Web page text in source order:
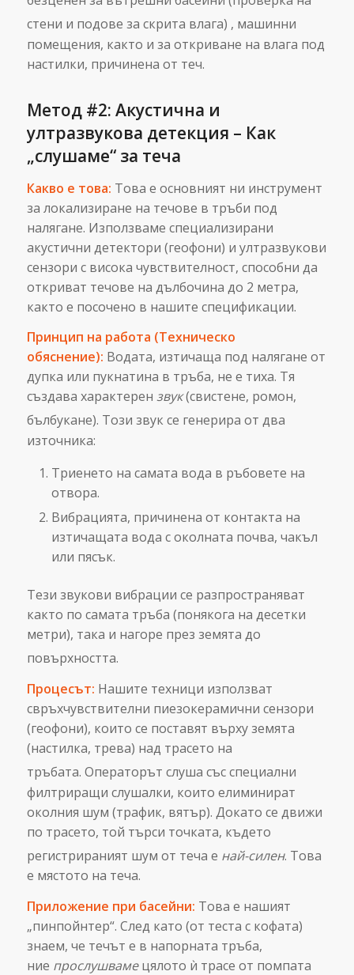
стени и подове за скрита влага) , машинни
помещения, както и за откриване на влага под
настилки, причинена от теч.
Метод #2: Акустична и
ултразвукова детекция – Как
„слушаме“ за теча
Какво е това: Това е основният ни инструмент
за локализиране на течове в тръби под
налягане. Използваме специализирани
акустични детектори (геофони) и ултразвукови
сензори с висока чувствителност, способни да
откриват течове на дълбочина до 2 метра,
както е посочено в нашите спецификации.
Принцип на работа (Техническо
обяснение): Водата, изтичаща под налягане от
дупка или пукнатина в тръба, не е тиха. Тя
създава характерен звук(свистене, ромон,
бълбукане). Този звук се генерира от два
източника:
Триенето на самата вода в ръбовете на
отвора.
Вибрацията, причинена от контакта на
изтичащата вода с околната почва, чакъл
или пясък.
Тези звукови вибрации се разпространяват
както по самата тръба (понякога на десетки
метри), така и нагоре през земята до
повърхността.
Процесът: Нашите техници използват
свръхчувствителни пиезокерамични сензори
(геофони), които се поставят върху земята
(настилка, трева) над трасето на
тръбата. Операторът слуша със специални
филтриращи слушалки, които елиминират
околния шум (трафик, вятър). Докато се движи
по трасето, той търси точката, където
регистрираният шум от теча е най-силен. Това
е мястото на теча.
Приложение при басейни: Това е нашият
„пинпойнтер“. След като (от теста с кофата)
знаем, че течът е в напорната тръба,
ние прослушвамецялото ѝ трасе от помпата